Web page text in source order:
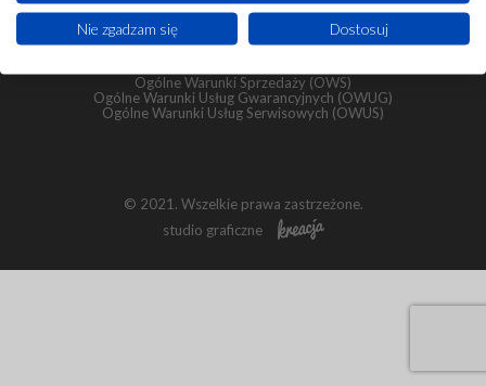
tel.+48 575 103 374
e-mail:
Polityka prywatności
Ogólne Warunki Sprzedaży (OWS)
Ogólne Warunki Usług Gwarancyjnych (OWUG)
Ogólne Warunki Usług Serwisowych (OWUS)
© 2021. Wszelkie prawa zastrzeżone.
studio graficzne
Nie zgadzam się Dostosuj